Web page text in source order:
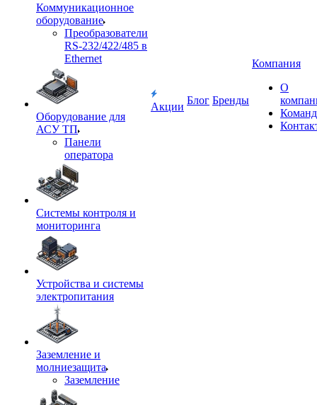
Коммуникационное
оборудование
Преобразователи
RS-232/422/485 в
Ethernet
Оборудование для
АСУ ТП
Панели
оператора
Системы контроля и
мониторинга
Устройства и системы
электропитания
Заземление и
молниезащита
Заземление
Акции
Блог Бренды
Компания
О